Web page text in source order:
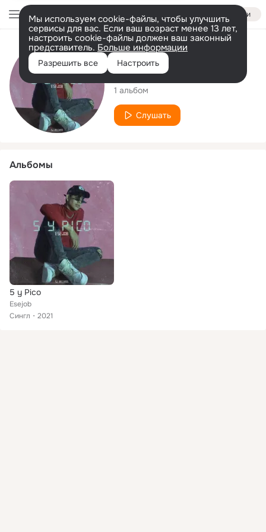
Войти
Мы используем cookie-файлы, чтобы улучшить
сервисы для вас. Если ваш возраст менее 13 лет,
настроить cookie-файлы должен ваш законный
представитель. Больше информации
Разрешить все Настроить
Исполнитель
Esejob
1 альбом
Слушать
Альбомы
5 y Pico
Esejob
Сингл
2021